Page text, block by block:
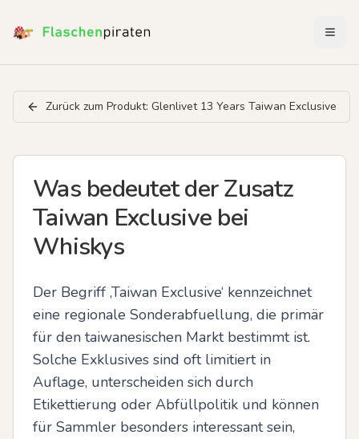
Zurück zum Produkt: Glenlivet 13 Years Taiwan Exclusive
Was bedeutet der Zusatz
Taiwan Exclusive bei
Whiskys
Der Begriff ‚Taiwan Exclusive‘ kennzeichnet
eine regionale Sonderabfuellung, die primär
für den taiwanesischen Markt bestimmt ist.
Solche Exklusives sind oft limitiert in
Auflage, unterscheiden sich durch
Etikettierung oder Abfüllpolitik und können
für Sammler besonders interessant sein,